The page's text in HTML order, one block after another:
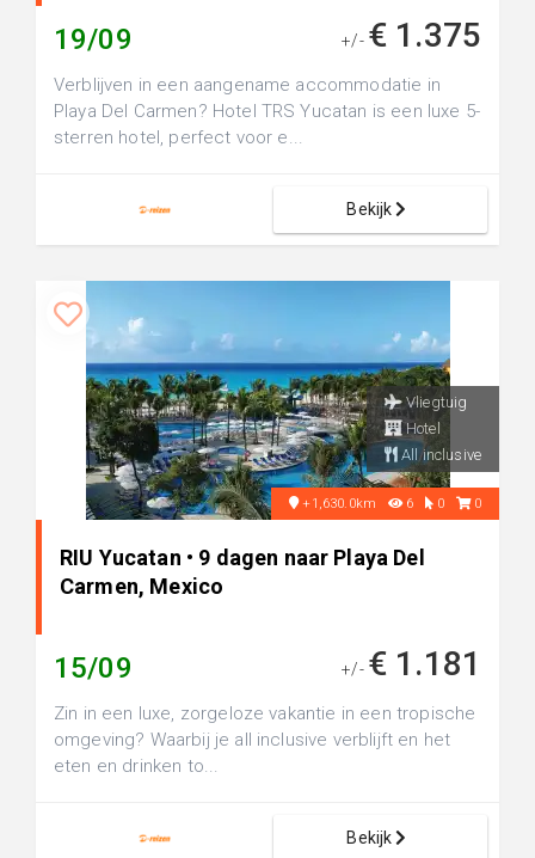
19/09 +/- € 1.375
Verblijven in een aangename accommodatie in
Playa Del Carmen? Hotel TRS Yucatan is een luxe 5-
sterren hotel, perfect voor e...
Bekijk
Vliegtuig
Hotel
All inclusive
+1,630.0km 6 0 0
RIU Yucatan • 9 dagen naar Playa Del
Carmen, Mexico
15/09 +/- € 1.181
Zin in een luxe, zorgeloze vakantie in een tropische
omgeving? Waarbij je all inclusive verblijft en het
eten en drinken to...
Bekijk